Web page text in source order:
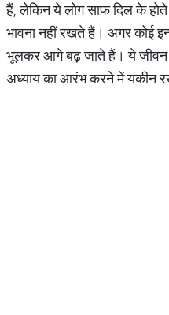
हैं, लेकिन ये लोग साफ दिल के
भावना नहीं रखते हैं। अगर कोई
भूलकर आगे बढ़ जाते हैं। ये जीवन
अध्याय का आरंभ करने में यकीन